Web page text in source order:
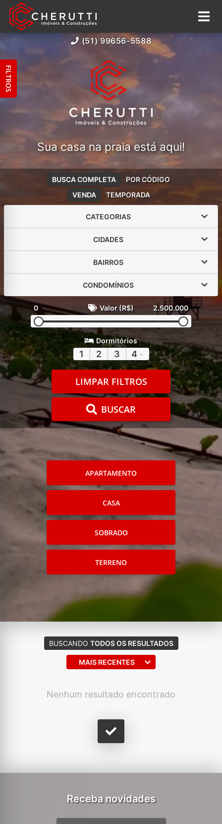
(51) 99656-5588
Sua casa na praia está aqui!
VENDA TEMPORADA
BUSCA COMPLETA POR CÓDIGO
CATEGORIAS
CIDADES
BAIRROS
CONDOMÍNIOS
0 Valor (R$) 2.500.000
Dormitórios
1 2 3 4 +
LIMPAR FILTROS
BUSCAR
APARTAMENTO
CASA
SOBRADO
TERRENO
FILTROS
BUSCANDO TODOS OS RESULTADOS
MAIS RECENTES
Nenhum resultado encontrado
Receba novidades